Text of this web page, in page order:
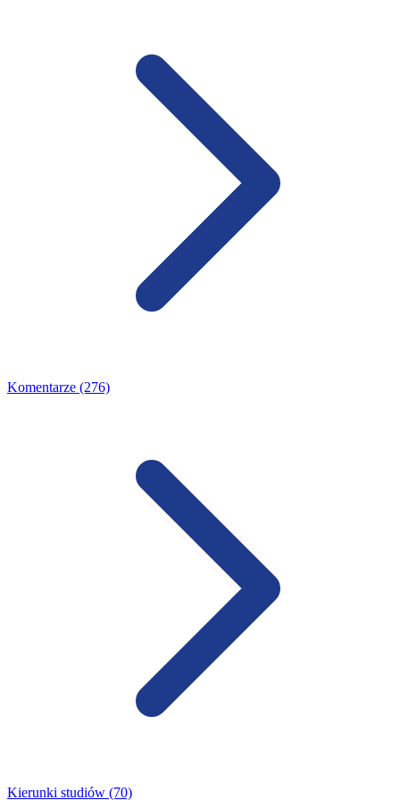
Komentarze (276)
Kierunki studiów (70)